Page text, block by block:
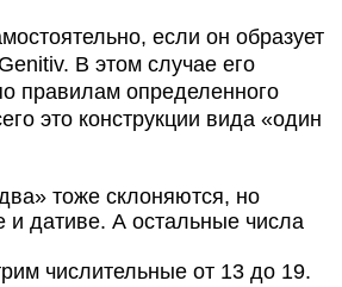
если он образует
В этом случае его
правилам определенного
это конструкции вида «один
тоже склоняются, но
и дативе. А остальные числа
числительные от 13 до 19.